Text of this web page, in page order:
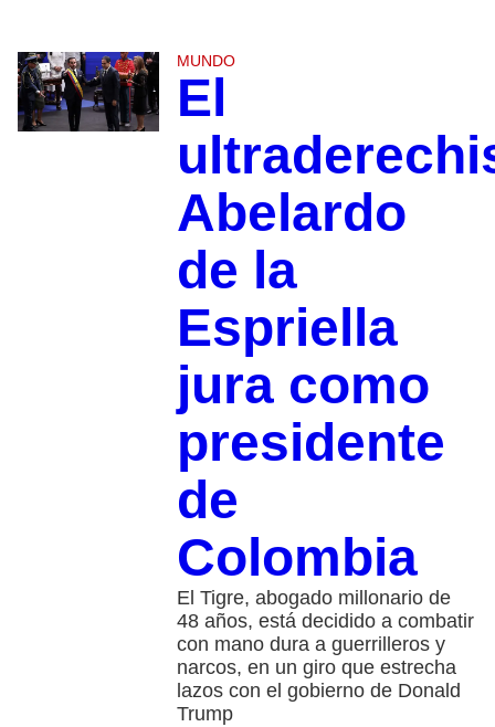
MUNDO
El
Abelardo
de la
Espriella
jura como
presidente
de
Colombia
El Tigre, abogado millonario de
48 años, está decidido a combatir
con mano dura a guerrilleros y
narcos, en un giro que estrecha
lazos con el gobierno de Donald
Trump